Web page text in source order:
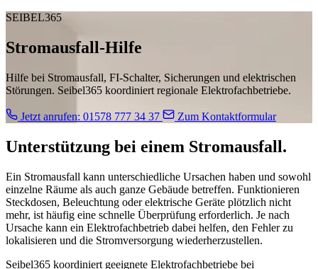
SEIBEL365
Stromausfall-Hilfe
Hilfe bei Stromausfall, FI-Schalter, Sicherungen und elektrischen
Störungen. Seibel365 koordiniert regionale Elektrofachbetriebe.
Jetzt anrufen: 01578 777 34 37 Zum Kontaktformular
Unterstützung bei einem Stromausfall.
Ein Stromausfall kann unterschiedliche Ursachen haben und sowohl
einzelne Räume als auch ganze Gebäude betreffen. Funktionieren
Steckdosen, Beleuchtung oder elektrische Geräte plötzlich nicht
mehr, ist häufig eine schnelle Überprüfung erforderlich. Je nach
Ursache kann ein Elektrofachbetrieb dabei helfen, den Fehler zu
lokalisieren und die Stromversorgung wiederherzustellen.
Seibel365 koordiniert geeignete Elektrofachbetriebe bei